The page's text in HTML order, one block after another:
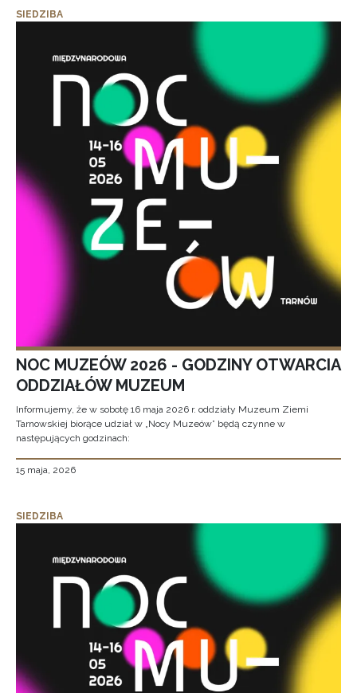
SIEDZIBA
NOC MUZEÓW 2026 - GODZINY OTWARCIA
ODDZIAŁÓW MUZEUM
Informujemy, że w sobotę 16 maja 2026 r. oddziały Muzeum Ziemi
Tarnowskiej biorące udział w „Nocy Muzeów” będą czynne w
następujących godzinach:
15 maja, 2026
SIEDZIBA